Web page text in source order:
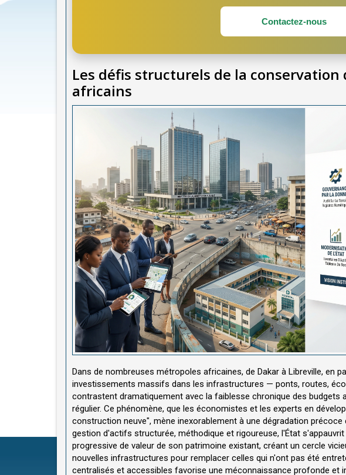
Contactez-nous
Les défis structurels de la conservation
africains
Dans de nombreuses métropoles africaines, de Dakar à Libreville, en
investissements massifs dans les infrastructures — ponts, routes,
contrastent dramatiquement avec la faiblesse chronique des budgets
régulier. Ce phénomène, que les économistes et les experts en
construction neuve", mène inexorablement à une dégradation
gestion d'actifs structurée, méthodique et rigoureuse, l'État
progressive de valeur de son patrimoine existant, créant un cercle
nouvelles infrastructures pour remplacer celles qui n'ont pas été
centralisés et accessibles favorise une méconnaissance profonde et